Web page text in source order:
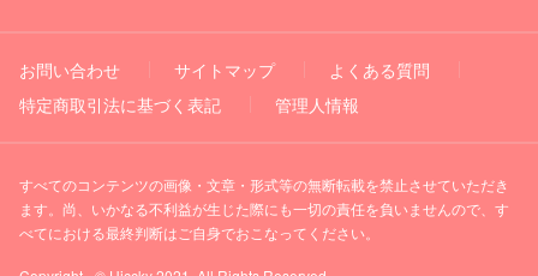
お問い合わせ サイトマップ
よくある質問
特定商取引法に基づく表記
管理人情報
すべてのコンテンツの画像・文章・形式等の無断転載を禁止させていただき
ます。尚、いかなる不利益が生じた際にも一切の責任を負いませんので、す
べてにおける最終判断はご自身でおこなってください。